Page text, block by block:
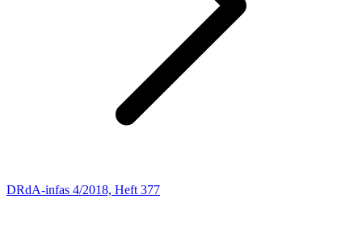
DRdA-infas 4/2018, Heft 377